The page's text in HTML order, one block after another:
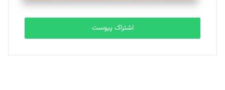
تحریریه
بابک نقاش
تحریریه
اشتراک پیوست